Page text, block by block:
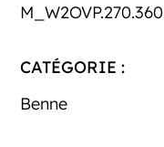
CATÉGORIE :
Benne